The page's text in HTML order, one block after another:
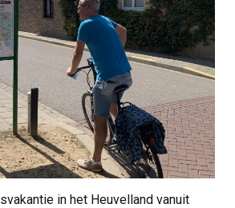
in het Heuvelland vanuit